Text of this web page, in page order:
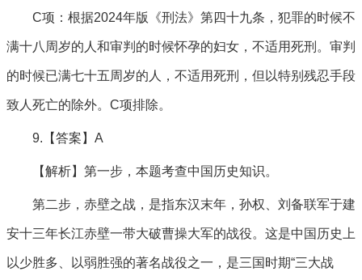
C项：根据2024年版《刑法》第四十九条，犯罪的时候不
满十八周岁的人和审判的时候怀孕的妇女，不适用死刑。审判
的时候已满七十五周岁的人，不适用死刑，但以特别残忍手段
致人死亡的除外。C项排除。
9.【答案】A
【解析】第一步，本题考查中国历史知识。
第二步，赤壁之战，是指东汉末年，孙权、刘备联军于建
安十三年长江赤壁一带大破曹操大军的战役。这是中国历史上
以少胜多、以弱胜强的著名战役之一，是三国时期“三大战